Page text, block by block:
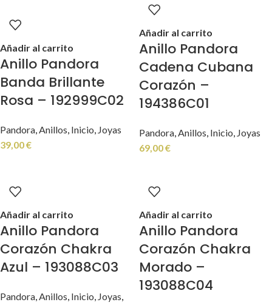
Añadir al carrito
Anillo Pandora
Banda Brillante
Rosa – 192999C02
Pandora,Anillos, Inicio, Joyas
39,00€
Añadir al carrito
Anillo Pandora
Cadena Cubana
Corazón –
194386C01
Pandora,Anillos, Inicio, Joyas
69,00€
Añadir al carrito
Anillo Pandora
Corazón Chakra
Azul – 193088C03
Pandora,Anillos, Inicio, Joyas,
Añadir al carrito
Anillo Pandora
Corazón Chakra
Morado –
193088C04